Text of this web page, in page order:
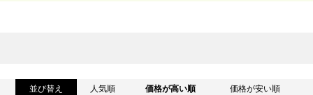
並び替え 人気順 価格が高い順 価格が安い順